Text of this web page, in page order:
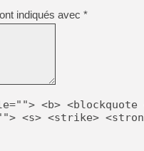
[GK] Déjà des
[Mo5] Brickboy cherche à
[GK] Minecraft et ses «
[GK] Beast of
[GK] Ubisoft : fin de partie
[GK] Mémoire cash -
[GK] Dan Houser (GTA)
[GK] Comment EA Sports
[GK] Crimson Moon : un
[GK] Isle of Reveries : le
[GK] Moonlighter 2 : The
[GK] Capcom relance
indiqués avec *
<b> <blockquote
<s> <strike>